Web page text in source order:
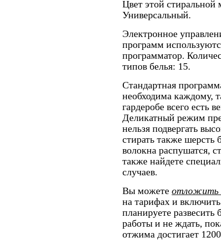
Цвет этой
Универсальный.
Электронное
программ
программатор.
типов белья: 15.
Стандартная
необходима каждому,
гардеробе всего есть
Деликатный режим
нельзя подвергать
стирать также шерсть
волокна распушатся,
также найдете
случаев.
Вы можете отложить
на тарифах и
планируете развесить
работы и не ждать,
отжима достигает